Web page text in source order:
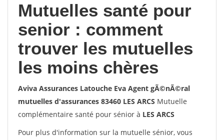
Mutuelles santé pour
senior : comment
trouver les mutuelles
les moins chères
Aviva Assurances Latouche Eva Agent gÃ©nÃ©ral
mutuelles d'assurances 83460 LES ARCS Mutuelle
complémentaire santé pour sénior à LES ARCS
Pour plus d'information sur la mutuelle sénior, vous